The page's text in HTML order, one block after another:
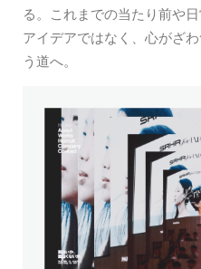
る。これまでの当たり前や
アイデアではなく、心がざ
う道へ。